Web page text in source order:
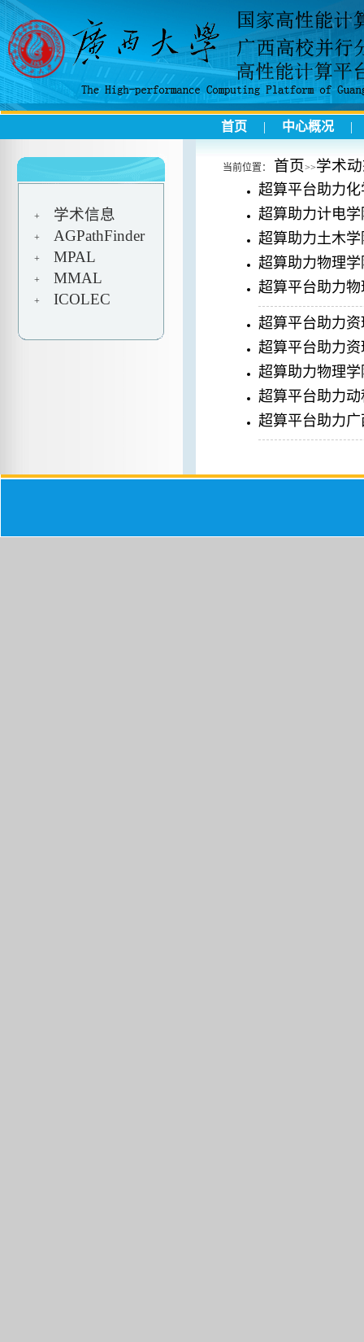
首页 | 中心概况
+ 学术信息
+ AGPathFinder
+ MPAL
+ MMAL
+ ICOLEC
当前位置： 首页>>学术
超算平台助力
超算助力计电
超算助力土木
超算助力物理
超算平台助力
超算平台助力
超算平台助力
超算助力物理
超算平台助力
超算平台助力